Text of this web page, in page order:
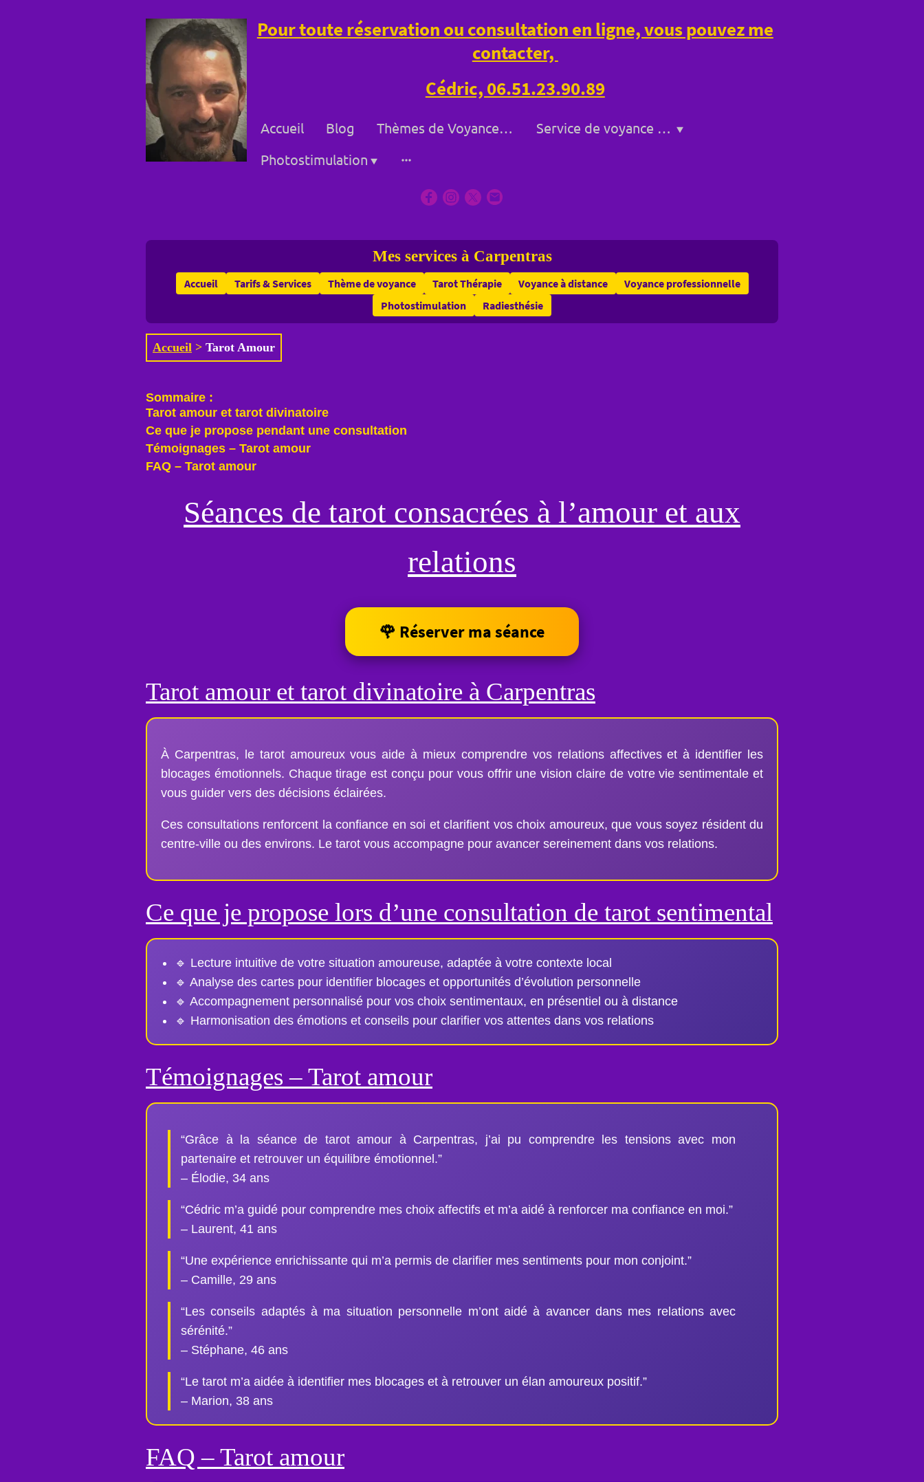
Pour toute réservation ou consultation en ligne, vous pouvez me
contacter,
Cédric, 06.51.23.90.89
Accueil Blog Thèmes de Voyance à Bollène et à Distance
Service de voyance a Bollène
Photostimulation
Mes services à Carpentras
Accueil Tarifs & Services Thème de voyance Tarot Thérapie Voyance à distance
Voyance professionnelle
Photostimulation
Radiesthésie
Accueil > Tarot Amour
Sommaire :
Tarot amour et tarot divinatoire
Ce que je propose pendant une consultation
Témoignages – Tarot amour
FAQ – Tarot amour
Séances de tarot consacrées à l’amour et aux
relations
🌹 Réserver ma séance
Tarot amour et tarot divinatoire à Carpentras
À Carpentras, le tarot amoureux vous aide à mieux comprendre vos relations affectives et à identifier les
blocages émotionnels. Chaque tirage est conçu pour vous offrir une vision claire de votre vie sentimentale et
vous guider vers des décisions éclairées.
Ces consultations renforcent la confiance en soi et clarifient vos choix amoureux, que vous soyez résident du
centre-ville ou des environs. Le tarot vous accompagne pour avancer sereinement dans vos relations.
Ce que je propose lors d’une consultation de tarot sentimental
🔹 Lecture intuitive de votre situation amoureuse, adaptée à votre contexte local
🔹 Analyse des cartes pour identifier blocages et opportunités d’évolution personnelle
🔹 Accompagnement personnalisé pour vos choix sentimentaux, en présentiel ou à distance
🔹 Harmonisation des émotions et conseils pour clarifier vos attentes dans vos relations
Témoignages – Tarot amour
“Grâce à la séance de tarot amour à Carpentras, j’ai pu comprendre les tensions avec mon
partenaire et retrouver un équilibre émotionnel.”
– Élodie, 34 ans
“Cédric m’a guidé pour comprendre mes choix affectifs et m’a aidé à renforcer ma confiance en moi.”
– Laurent, 41 ans
“Une expérience enrichissante qui m’a permis de clarifier mes sentiments pour mon conjoint.”
– Camille, 29 ans
“Les conseils adaptés à ma situation personnelle m’ont aidé à avancer dans mes relations avec
sérénité.”
– Stéphane, 46 ans
“Le tarot m’a aidée à identifier mes blocages et à retrouver un élan amoureux positif.”
– Marion, 38 ans
FAQ – Tarot amour